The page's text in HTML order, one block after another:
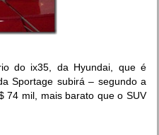
do ix35, da Hyundai, que é
Sportage subirá – segundo a
74 mil, mais barato que o SUV